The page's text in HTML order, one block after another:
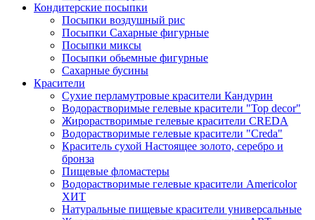
Кондитерские посыпки
Посыпки воздушный рис
Посыпки Сахарные фигурные
Посыпки миксы
Посыпки обьемные фигурные
Сахарные бусины
Красители
Сухие перламутровые красители Кандурин
Водорастворимые гелевые красители "Top decor"
Жирорастворимые гелевые красители CREDA
Водорастворимые гелевые красители "Creda"
Краситель сухой Настоящее золото, серебро и
бронза
Пищевые фломастеры
Водорастворимые гелевые красители Americolor
ХИТ
Натуральные пищевые красители универсальные